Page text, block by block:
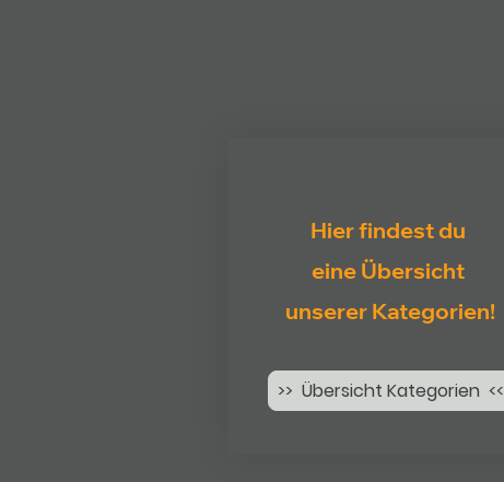
Hier findest du
eine Übersicht
unserer Kategorien!
>> Übersicht Kategorien <<